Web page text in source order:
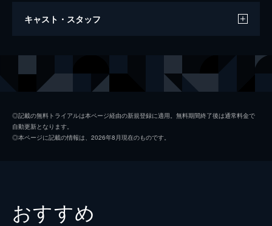
ビーンズ・ラブ
キャスト・スタッフ
◎記載の無料トライアルは本ページ経由の新規登録に適用。無料期間終了後は通常料金で
自動更新となります。
◎本ページに記載の情報は、2026年8月現在のものです。
おすすめ